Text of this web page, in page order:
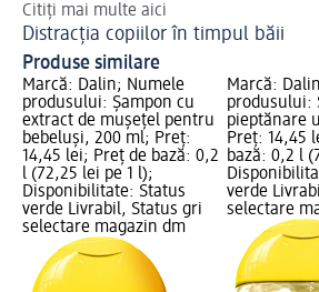
Citiți mai multe aici
Distracția copiilor în timpul băii
Produse similare
Marcă: Dalin; Numele
produsului: Șampon cu
extract de mușețel pentru
bebeluși, 200 ml; Preț:
14,45 lei; Preț de bază: 0,2
l (72,25 lei pe 1 l);
Disponibilitate: Status
verde Livrabil, Status gri
selectare magazin dm
Marcă:
produsului:
pieptănare
Preț: 14,45
bază: 0,2 l
verde
selectare